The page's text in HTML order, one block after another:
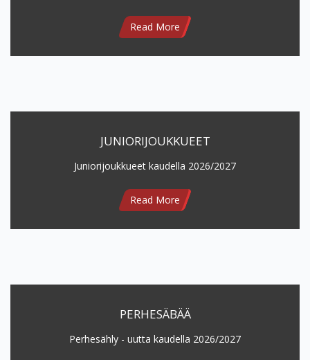
Read More
JUNIORIJOUKKUEET
Juniorijoukkueet kaudella 2026/2027
Read More
PERHESÄBÄÄ
Perhesähly - uutta kaudella 2026/2027